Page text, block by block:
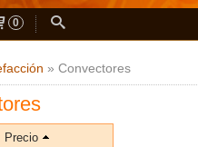
0
» Convectores
Precio